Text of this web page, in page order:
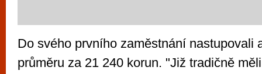
Do svého prvního zaměstnání nastupovali
průměru za 21 240 korun. "Již tradičně